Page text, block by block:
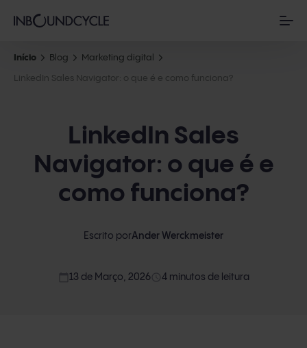
Início Blog Marketing digital
LinkedIn Sales Navigator: o que é e como funciona?
LinkedIn Sales
Navigator: o que é e
como funciona?
Escrito porAnder Werckmeister
access_time 4 minutos de leitura
13 de Março, 2026